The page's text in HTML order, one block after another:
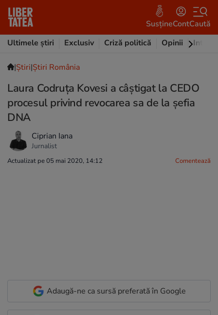
SusțineContCaută
Ultimele știri
Exclusiv Criză politică Opinii
|Ştiri|Știri România
Laura Codruța Kovesi a câștigat la CEDO
procesul privind revocarea sa de la șefia
DNA
Ciprian Iana
Jurnalist
Actualizat pe 05 mai 2020, 14:12 Comentează
Adaugă-ne ca sursă preferată în Google